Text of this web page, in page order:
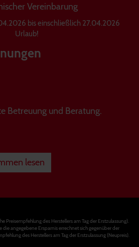
Vereinbarung
bis einschließlich 27.04.2026
Urlaub!
Betreuung und Beratung.
lesen
Preisempfehlung des Herstellers am Tag der Erstzulassung).
die angegebene Ersparnis errechnet sich gegenüber der
des Herstellers am Tag der Erstzulassung (Neupreis).